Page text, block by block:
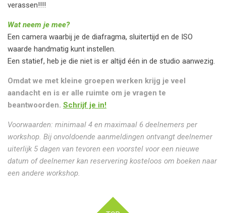
verassen!!!!
Wat neem je mee?
Een camera waarbij je de diafragma, sluitertijd en de ISO
waarde handmatig kunt instellen.
Een statief, heb je die niet is er altijd één in de studio aanwezig.
Omdat we met kleine groepen werken krijg je veel
aandacht en is er alle ruimte om je vragen te
beantwoorden. Schrijf je in!
Voorwaarden: minimaal 4 en maximaal 6 deelnemers per
workshop. Bij onvoldoende aanmeldingen ontvangt deelnemer
uiterlijk 5 dagen van tevoren een voorstel voor een nieuwe
datum of deelnemer kan reservering kosteloos om boeken naar
een andere workshop.